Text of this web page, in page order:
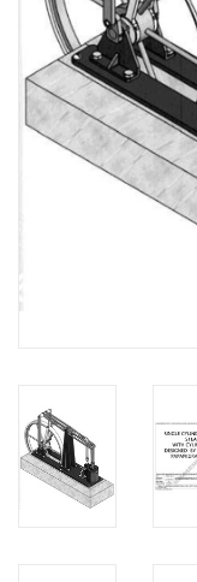
NEUE ZEITSCHRIFTEN
ABONNEMENT DER
MODELLBAUER
Baubeschreibungen